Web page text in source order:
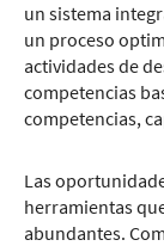
un sistema
un proceso
actividades de
competencias
competencias,
Las
herramientas
abundantes.